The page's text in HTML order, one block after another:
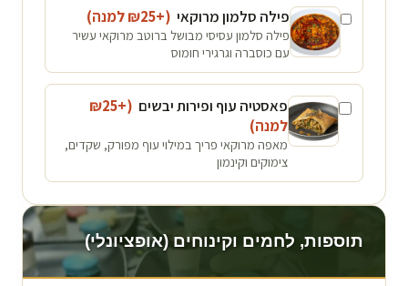
פילה סלמון מרוקאי (+₪
25 למנה)
פילה סלמון עסיסי מבושל ברוטב מרוקאי עשיר
עם כוסברה וגרגירי חומוס
פאסטיה עוף ופירות יבשים (+₪
25
למנה)
מאפה מרוקאי פריך במילוי עוף מפורק, שקדים,
צימוקים וקינמון
תוספות, לחמים וקינוחים (אופציונלי)